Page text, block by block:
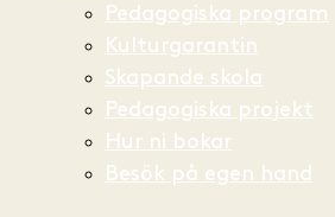
Pedagogiska program
Kulturgarantin
Skapande skola
Pedagogiska projekt
Hur ni bokar
Besök på egen hand